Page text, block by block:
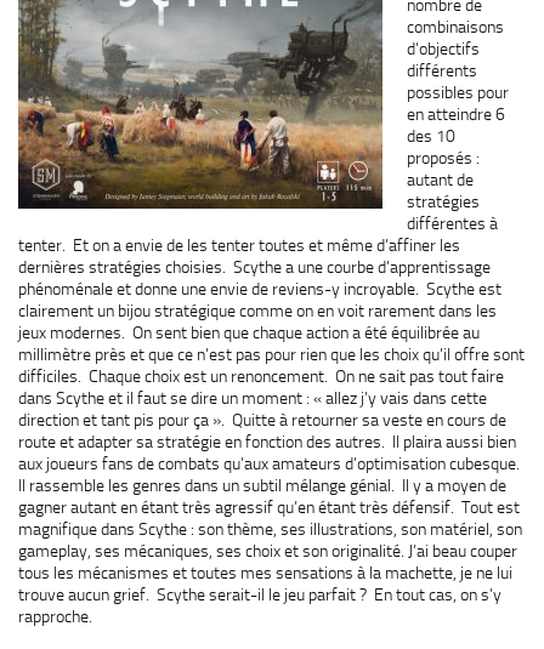
nombre de
combinaisons
d’objectifs
différents
possibles pour
en atteindre 6
des 10
proposés :
autant de
stratégies
différentes à
tenter. Et on a envie de les tenter toutes et même d’affiner les
dernières stratégies choisies. Scythe a une courbe d’apprentissage
phénoménale et donne une envie de reviens-y incroyable. Scythe est
clairement un bijou stratégique comme on en voit rarement dans les
jeux modernes. On sent bien que chaque action a été équilibrée au
millimètre près et que ce n’est pas pour rien que les choix qu’il offre sont
difficiles. Chaque choix est un renoncement. On ne sait pas tout faire
dans Scythe et il faut se dire un moment : « allez j’y vais dans cette
direction et tant pis pour ça ». Quitte à retourner sa veste en cours de
route et adapter sa stratégie en fonction des autres. Il plaira aussi bien
aux joueurs fans de combats qu’aux amateurs d’optimisation cubesque.
Il rassemble les genres dans un subtil mélange génial. Il y a moyen de
gagner autant en étant très agressif qu’en étant très défensif. Tout est
magnifique dans Scythe : son thème, ses illustrations, son matériel, son
gameplay, ses mécaniques, ses choix et son originalité. J’ai beau couper
tous les mécanismes et toutes mes sensations à la machette, je ne lui
trouve aucun grief. Scythe serait-il le jeu parfait ? En tout cas, on s’y
rapproche.